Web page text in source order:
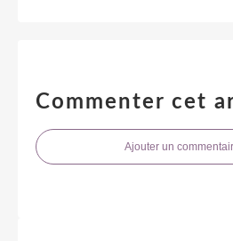
Commenter cet
Ajouter un